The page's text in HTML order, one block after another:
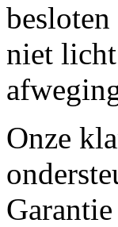
niet licht
Onze